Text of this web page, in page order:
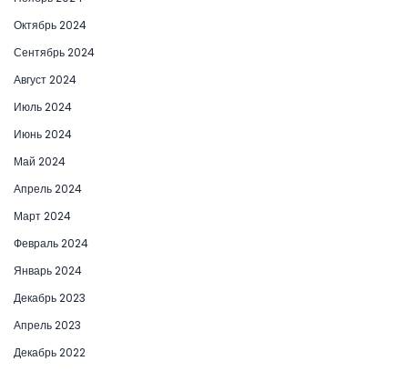
Октябрь 2024
Сентябрь 2024
Август 2024
Июль 2024
Июнь 2024
Май 2024
Апрель 2024
Март 2024
Февраль 2024
Январь 2024
Декабрь 2023
Апрель 2023
Декабрь 2022